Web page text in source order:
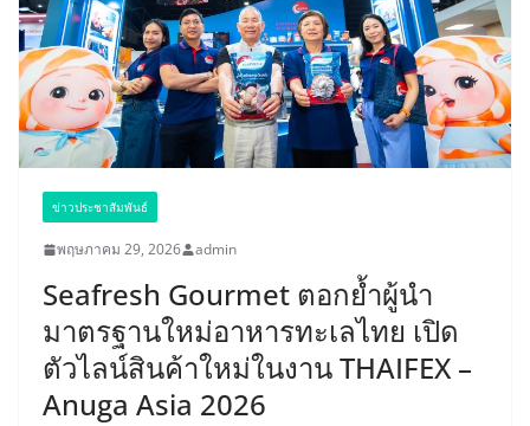
ข่าวประชาสัมพันธ์
พฤษภาคม 29, 2026 admin
Seafresh Gourmet ตอกย้ำผู้นำ
มาตรฐานใหม่อาหารทะเลไทย เปิด
ตัวไลน์สินค้าใหม่ในงาน THAIFEX –
Anuga Asia 2026